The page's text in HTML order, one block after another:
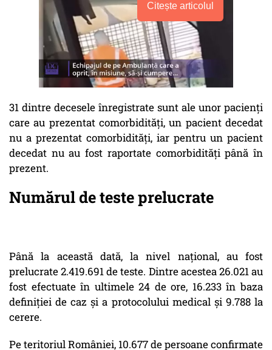
Citește articolul
31 dintre decesele înregistrate sunt ale unor pacienți
care au prezentat comorbidități, un pacient decedat
nu a prezentat comorbidități, iar pentru un pacient
decedat nu au fost raportate comorbidități până în
prezent.
Numărul de teste prelucrate
Până la această dată, la nivel național, au fost
prelucrate 2.419.691 de teste. Dintre acestea 26.021 au
fost efectuate în ultimele 24 de ore, 16.233 în baza
definiției de caz și a protocolului medical și 9.788 la
cerere.
Pe teritoriul României, 10.677 de persoane confirmate